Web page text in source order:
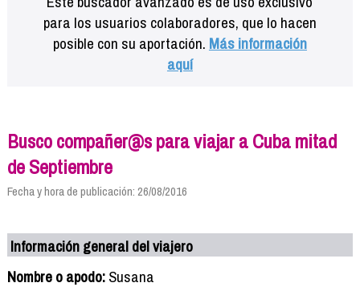
para los usuarios colaboradores, que lo hacen
posible con su aportación. Más información
aquí
Busco compañer@s para viajar a Cuba mitad
de Septiembre
Fecha y hora de publicación: 26/08/2016
Información general del viajero
Nombre o apodo:Susana